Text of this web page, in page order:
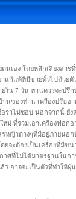
นเอง โดยหลีกเลี่ยงสา
แก้แพ้ที่มีขายทั่วไปด้วยตั
ใน 7 วัน ท่านควรจะปรึก
านของท่าน เครื่องปรับอ
อราไม่ชอบ นอกจากนี้ ยั
หม่ ที่รวมเอาเครื่องฟอก
รหญ้าต่างๆที่มีอยู่ภายนอ
ยจะต้องเป็นเครื่องที่มีข
าศที่ไม่ได้มาตรฐานในก
อาจจะเป็นตัวที่ทำให้ฝุ่